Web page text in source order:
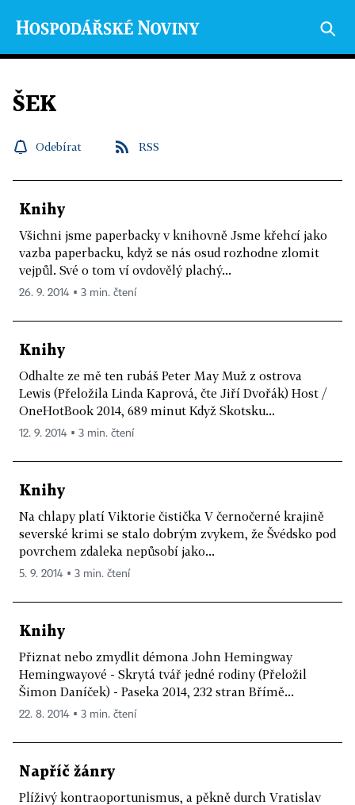
ŠEK
Odebírat RSS
Knihy
Všichni jsme paperbacky v knihovně Jsme křehcí jako
vazba paperbacku, když se nás osud rozhodne zlomit
vejpůl. Své o tom ví ovdovělý plachý...
26. 9. 2014 ▪ 3 min. čtení
Knihy
Odhalte ze mě ten rubáš Peter May Muž z ostrova
Lewis (Přeložila Linda Kaprová, čte Jiří Dvořák) Host /
OneHotBook 2014, 689 minut Když Skotsku...
12. 9. 2014 ▪ 3 min. čtení
Knihy
Na chlapy platí Viktorie čistička V černočerné krajině
severské krimi se stalo dobrým zvykem, že Švédsko pod
povrchem zdaleka nepůsobí jako...
5. 9. 2014 ▪ 3 min. čtení
Knihy
Přiznat nebo zmydlit démona John Hemingway
Hemingwayové - Skrytá tvář jedné rodiny (Přeložil
Šimon Daníček) - Paseka 2014, 232 stran Břímě...
22. 8. 2014 ▪ 3 min. čtení
Napříč žánry
Plíživý kontraoportunismus, a pěkně durch Vratislav